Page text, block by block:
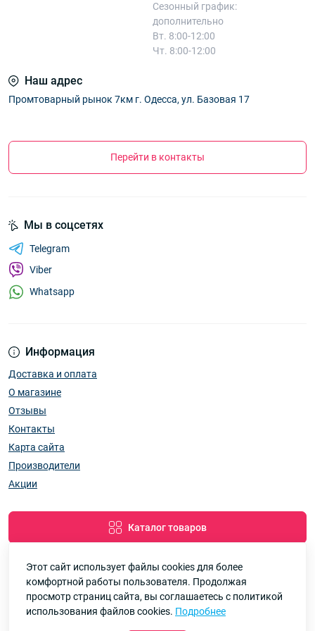
Сезонный график:
дополнительно
Вт. 8:00-12:00
Чт. 8:00-12:00
Наш адрес
Промтоварный рынок 7км г. Одесса, ул. Базовая 17
Перейти в контакты
Информация
Доставка и оплата
О магазине
Отзывы
Контакты
Карта сайта
Производители
Акции
Каталог товаров
Мы в соцсетях
Telegram
Viber
Whatsapp
7км Одеса — Одяг і аксесуари оптом © 2026
Этот сайт использует файлы cookies для более
комфортной работы пользователя. Продолжая
просмотр страниц сайта, вы соглашаетесь с политикой
использования файлов cookies. Подробнее